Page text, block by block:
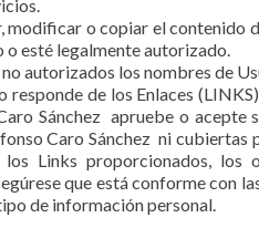
o copiar el contenido
esté legalmente autorizado.
autorizados los nombres de
responde de los Enlaces
Sánchez apruebe o acepte
Caro Sánchez ni cubiertas
Links proporcionados,
que está conforme con
de información personal.